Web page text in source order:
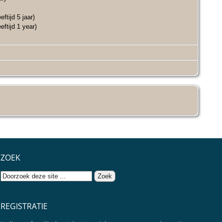
5 jaar)
1 year)
ZOEK
REGISTRATIE